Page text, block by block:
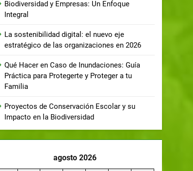
Biodiversidad y Empresas: Un Enfoque
Integral
La sostenibilidad digital: el nuevo eje
estratégico de las organizaciones en 2026
Qué Hacer en Caso de Inundaciones: Guía
Práctica para Protegerte y Proteger a tu
Familia
Proyectos de Conservación Escolar y su
Impacto en la Biodiversidad
agosto 2026